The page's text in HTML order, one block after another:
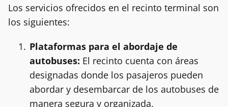
Los servicios ofrecidos en el recinto terminal son
los siguientes:
Plataformas para el abordaje de
autobuses: El recinto cuenta con áreas
designadas donde los pasajeros pueden
abordar y desembarcar de los autobuses de
manera segura y organizada.